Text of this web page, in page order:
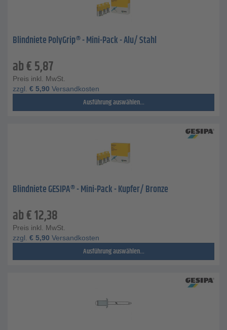
Blindniete PolyGrip® - Mini-Pack - Alu/ Stahl
ab€5,87
Preis inkl. MwSt.
zzgl. € 5,90 Versandkosten
Ausführung auswählen...
Blindniete GESIPA® - Mini-Pack - Kupfer/ Bronze
ab€12,38
Preis inkl. MwSt.
zzgl. € 5,90 Versandkosten
Ausführung auswählen...